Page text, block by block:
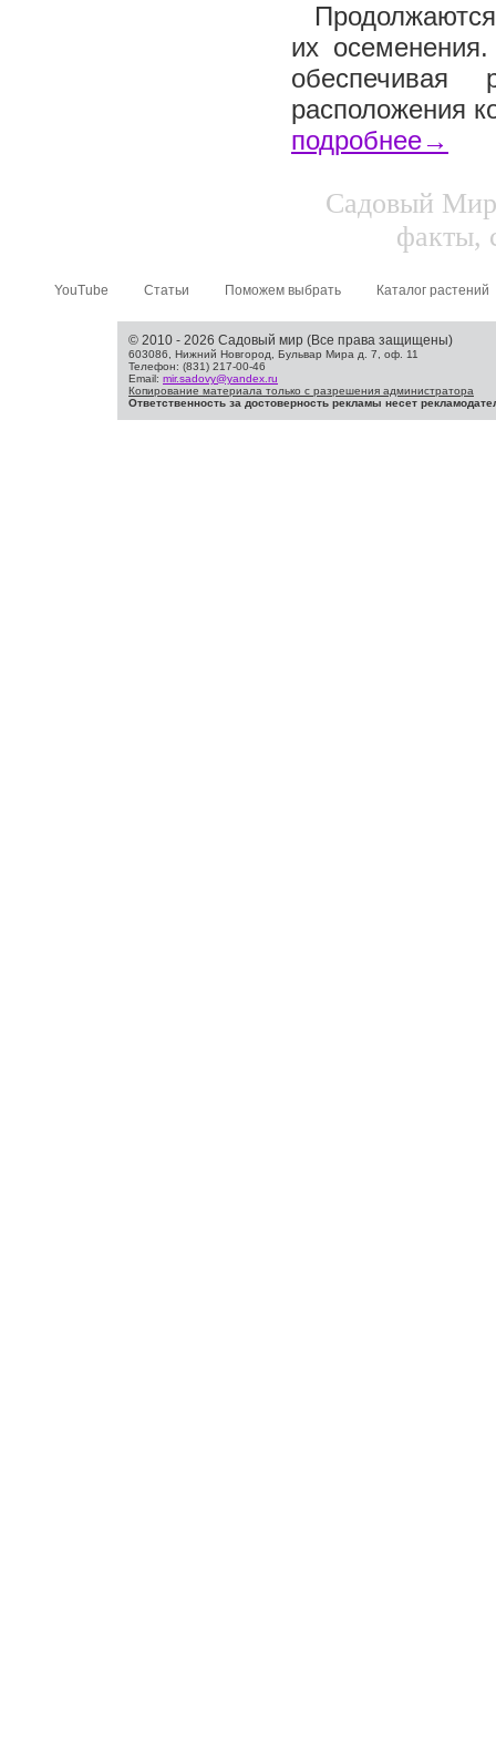
их
обеспечивая
расположения
подробнее→
Садовый
факты,
YouTube Статьи Поможем выбрать Каталог растений
© 2010 - 2026 Садовый мир (Все права защищены)
603086, Нижний Новгород, Бульвар Мира д. 7, оф. 11
Телефон: (831) 217-00-46
Email: mir.sadovy@yandex.ru
Копирование материала только с разрешения администратора
Ответственность за достоверность рекламы несет